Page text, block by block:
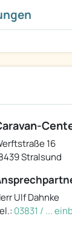
16
Stralsund
Ulf Dahnke
03831 / ...